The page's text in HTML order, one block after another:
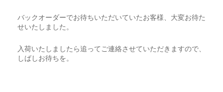
バックオーダーでお待ちいただいていたお客様、大変お待た
せいたしました。
入荷いたしましたら追ってご連絡させていただきますので、
しばしお待ちを。